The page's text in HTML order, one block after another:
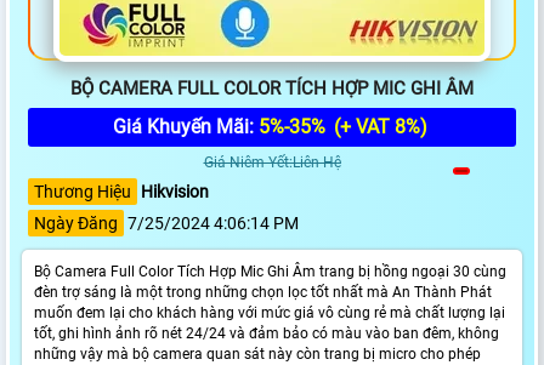
BỘ CAMERA FULL COLOR TÍCH HỢP MIC GHI ÂM
Giá Khuyến Mãi: 5%-35% (+ VAT 8%)
Giá Niêm Yết:Liên Hệ
Thương Hiệu
Hikvision
Ngày Đăng 7/25/2024 4:06:14 PM
Bộ Camera Full Color Tích Hợp Mic Ghi Âm trang bị hồng ngoại 30 cùng
đèn trợ sáng là một trong những chọn lọc tốt nhất mà An Thành Phát
muốn đem lại cho khách hàng với mức giá vô cùng rẻ mà chất lượng lại
tốt, ghi hình ảnh rõ nét 24/24 và đảm bảo có màu vào ban đêm, không
những vậy mà bộ camera quan sát này còn trang bị micro cho phép